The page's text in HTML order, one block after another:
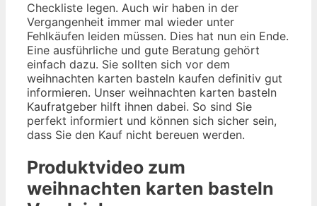
Checkliste legen. Auch wir haben in der
Vergangenheit immer mal wieder unter
Fehlkäufen leiden müssen. Dies hat nun ein Ende.
Eine ausführliche und gute Beratung gehört
einfach dazu. Sie sollten sich vor dem
weihnachten karten basteln kaufen definitiv gut
informieren. Unser weihnachten karten basteln
Kaufratgeber hilft ihnen dabei. So sind Sie
perfekt informiert und können sich sicher sein,
dass Sie den Kauf nicht bereuen werden.
Produktvideo zum
weihnachten karten basteln